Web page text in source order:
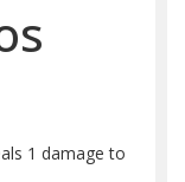
1 damage to